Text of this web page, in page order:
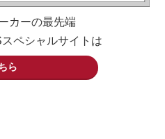
カーの最先端
ペシャルサイトは
ら